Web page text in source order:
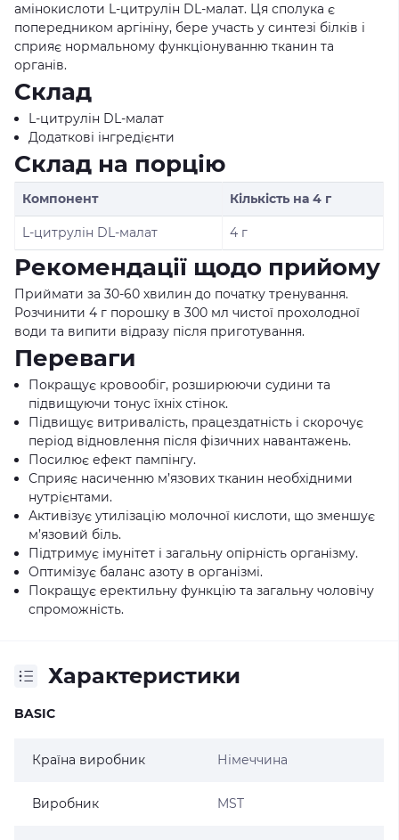
амінокислоти L-цитрулін DL-малат. Ця сполука є
попередником аргініну, бере участь у синтезі білків і
сприяє нормальному функціонуванню тканин та
органів.
Склад
L-цитрулін DL-малат
Додаткові інгредієнти
Склад на порцію
Компонент Кількість на 4 г
L-цитрулін DL-малат 4 г
Рекомендації щодо прийому
Приймати за 30-60 хвилин до початку тренування.
Розчинити 4 г порошку в 300 мл чистої прохолодної
води та випити відразу після приготування.
Переваги
Покращує кровообіг, розширюючи судини та
підвищуючи тонус їхніх стінок.
Підвищує витривалість, працездатність і скорочує
період відновлення після фізичних навантажень.
Посилює ефект пампінгу.
Сприяє насиченню м’язових тканин необхідними
нутрієнтами.
Активізує утилізацію молочної кислоти, що зменшує
м’язовий біль.
Підтримує імунітет і загальну опірність організму.
Оптимізує баланс азоту в організмі.
Покращує еректильну функцію та загальну чоловічу
спроможність.
Характеристики
BASIC
Країна виробник Німеччина
Виробник MST